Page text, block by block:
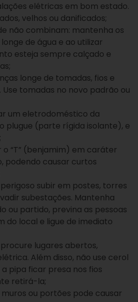
elétricas em bom estado.
velhos ou danificados;
não combinam: mantenha os
de água e ao utilizar
esteja sempre calçado e
longe de tomadas, fios e
tomadas no novo padrão ou
um eletrodoméstico da
plugue (parte rígida isolante), e
o “T” (benjamim) em caráter
podendo causar curtos
subir em postes, torres
subestações. Mantenha
ou partido, previna as pessoas
do local e ligue de imediato
lugares abertos,
Além disso, não use cerol
a pipa ficar presa nos fios
retirá-la;
ou portões pode causar